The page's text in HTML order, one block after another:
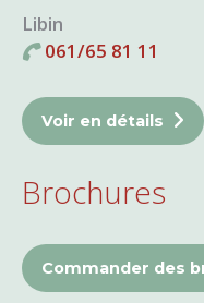
Libin
061/65 81 11
Voir en détails
Brochures
Commander des